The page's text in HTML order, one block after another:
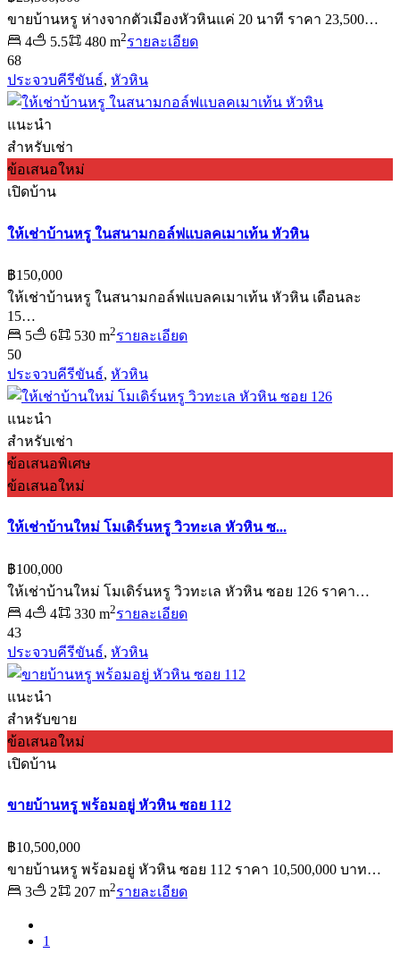
ขายบ้านหรู ห่างจากตัวเมืองหัวหินแค่ 20 นาที ราคา 23,500…
4
5.5 480 m2รายละเอียด
68
ประจวบคีรีขันธ์, หัวหิน
แนะนำ
สำหรับเช่า
ข้อเสนอใหม่
เปิดบ้าน
ให้เช่าบ้านหรู ในสนามกอล์ฟแบลคเมาเท้น หัวหิน
฿150,000
ให้เช่าบ้านหรู ในสนามกอล์ฟแบลคเมาเท้น หัวหิน เดือนละ
15…
5
6 530 m2รายละเอียด
50
ประจวบคีรีขันธ์, หัวหิน
แนะนำ
สำหรับเช่า
ข้อเสนอพิเศษ
ข้อเสนอใหม่
ให้เช่าบ้านใหม่ โมเดิร์นหรู วิวทะเล หัวหิน ซ...
฿100,000
ให้เช่าบ้านใหม่ โมเดิร์นหรู วิวทะเล หัวหิน ซอย 126 ราคา…
4
4 330 m2รายละเอียด
43
ประจวบคีรีขันธ์, หัวหิน
แนะนำ
สำหรับขาย
ข้อเสนอใหม่
เปิดบ้าน
ขายบ้านหรู พร้อมอยู่ หัวหิน ซอย 112
฿10,500,000
ขายบ้านหรู พร้อมอยู่ หัวหิน ซอย 112 ราคา 10,500,000 บาท…
3
2 207 m2รายละเอียด
1